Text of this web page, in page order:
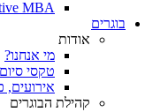
MBA
בוגרים
אודות
מי אנחנו?
טקסי סיום
אירועים,
קהילת הבוגרים